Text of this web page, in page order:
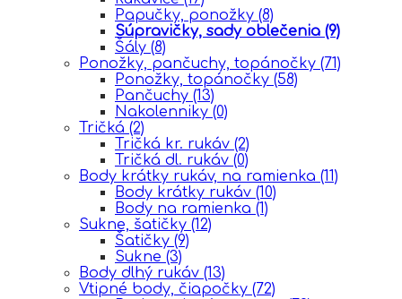
Papučky, ponožky (8)
Súpravičky, sady oblečenia (9)
Šály (8)
Ponožky, pančuchy, topánočky (71)
Ponožky, topánočky (58)
Pančuchy (13)
Nakolenniky (0)
Tričká (2)
Tričká kr. rukáv (2)
Tričká dl. rukáv (0)
Body krátky rukáv, na ramienka (11)
Body krátky rukáv (10)
Body na ramienka (1)
Sukne, šatičky (12)
Šatičky (9)
Sukne (3)
Body dlhý rukáv (13)
Vtipné body, čiapočky (72)